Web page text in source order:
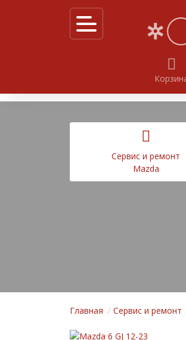
Калькулятор услуг
Cервис и ремонт
Mazda
Главная / Cервис и ремонт